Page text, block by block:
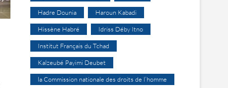
Hadre Dounia Haroun Kabadi
Hissène Habré Idriss Déby Itno
Institut Français du Tchad
Kalzeubé Payimi Deubet
la Commission nationale des droits de l’homme